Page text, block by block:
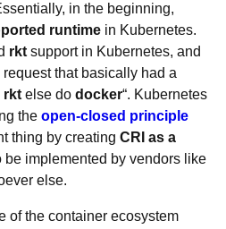
in the beginning,
runtime in Kubernetes.
rkt support in Kubernetes, and
that basically had a
rkt else do docker“. Kubernetes
the open-closed principle
thing by creating CRI as a
be implemented by vendors like
else.
of the container ecosystem